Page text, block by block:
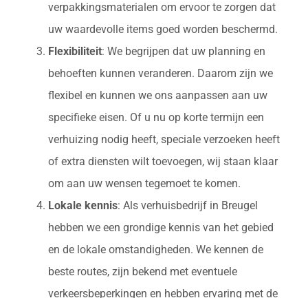
verpakkingsmaterialen om ervoor te zorgen dat
uw waardevolle items goed worden beschermd.
Flexibiliteit: We begrijpen dat uw planning en
behoeften kunnen veranderen. Daarom zijn we
flexibel en kunnen we ons aanpassen aan uw
specifieke eisen. Of u nu op korte termijn een
verhuizing nodig heeft, speciale verzoeken heeft
of extra diensten wilt toevoegen, wij staan klaar
om aan uw wensen tegemoet te komen.
Lokale kennis: Als verhuisbedrijf in Breugel
hebben we een grondige kennis van het gebied
en de lokale omstandigheden. We kennen de
beste routes, zijn bekend met eventuele
verkeersbeperkingen en hebben ervaring met de